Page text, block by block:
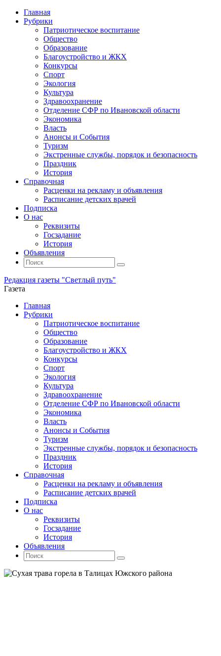
Главная
Рубрики
Патриотическое воспитание
Общество
Образование
Благоустройство и ЖКХ
Конкурсы
Спорт
Экология
Культура
Здравоохранение
Отделение СФР по Ивановской области
Экономика
Власть
Анонсы и События
Туризм
Экстренные службы, порядок и безопасность
Праздник
История
Справочная
Расценки на рекламу и объявления
Расписание детских врачей
Подписка
О нас
Реквизиты
Госзадание
История
Объявления
Поиск
Искать:
Поиск
Редакция газеты "Светлый путь"
Газета
Промотать
содержимому
Главная
Рубрики
Патриотическое воспитание
Общество
Образование
Благоустройство и ЖКХ
Конкурсы
Спорт
Экология
Культура
Здравоохранение
Отделение СФР по Ивановской области
Экономика
Власть
Анонсы и События
Туризм
Экстренные службы, порядок и безопасность
Праздник
История
Справочная
Расценки на рекламу и объявления
Расписание детских врачей
Подписка
О нас
Реквизиты
Госзадание
История
Объявления
Поиск
Искать:
Поиск